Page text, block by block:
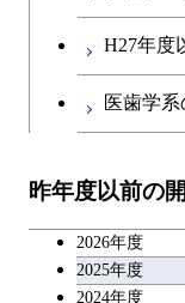
社
イ
技
開
専
第
キ
H27年度
医歯学
昨年度以前の
2026年度
2025年度
2024年度